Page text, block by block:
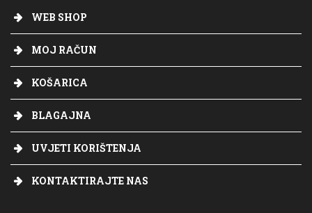
WEB SHOP
MOJ RAČUN
KOŠARICA
BLAGAJNA
UVJETI KORIŠTENJA
KONTAKTIRAJTE NAS